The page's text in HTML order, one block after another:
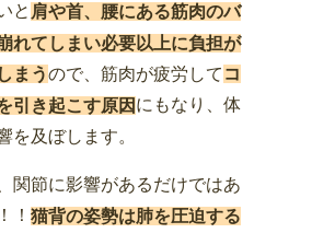
と 肩や首、腰にある筋肉のバ
れてしまい必要以上に負担が
まうので、筋肉が疲労して コ
引き起こす原因 にもなり、体
を及ぼします。
関節に影響があるだけではあ
！ 猫背の姿勢は肺を圧迫する